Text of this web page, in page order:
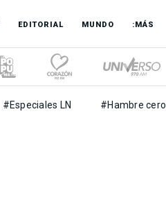
EDITORIAL MUNDO :MÁS
#Especiales LN #Hambre cero